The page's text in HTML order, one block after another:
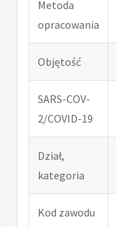
Metoda
opracowania
Objętość
SARS-COV-
2/COVID-19
Dział,
kategoria
Kod zawodu